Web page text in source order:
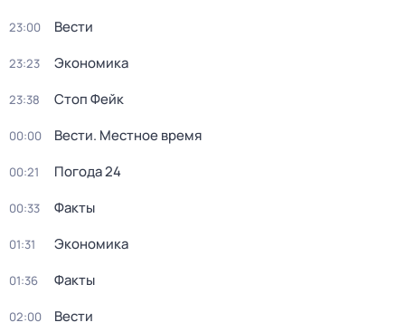
23:00 Вести
23:23 Экономика
23:38 Стоп Фейк
00:00 Вести. Местное время
00:21 Погода 24
00:33 Факты
01:31 Экономика
01:36 Факты
02:00 Вести